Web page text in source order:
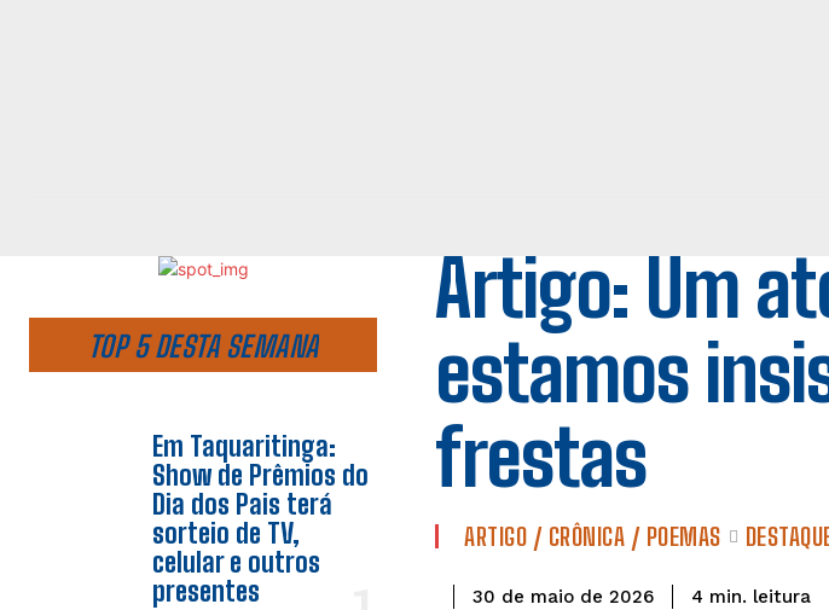
TOP 5 DESTA SEMANA
Em Taquaritinga:
Show de Prêmios do
Dia dos Pais terá
sorteio de TV,
celular e outros
presentes
Artigo: Um
estamos
frestas
ARTIGO / CRÔNICA / POEMAS
30 de maio de 2026 4 min. leitura